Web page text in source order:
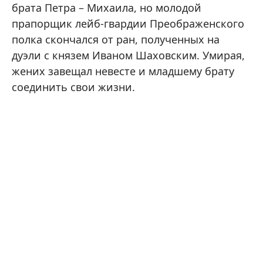
брата Петра – Михаила, но молодой
прапорщик лейб-гвардии Преображенского
полка скончался от ран, полученных на
дуэли с князем Иваном Шаховским. Умирая,
жених завещал невесте и младшему брату
соединить свои жизни.